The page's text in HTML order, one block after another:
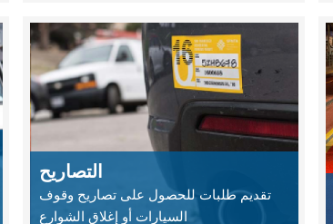
التصاريح
تقديم طلبات للحصول على تصاريح وقوف
السيارات أو إغلاق الشوارع